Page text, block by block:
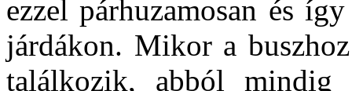
ezzel párhuzamosan és
járdákon. Mikor a
találkozik, abból mindig